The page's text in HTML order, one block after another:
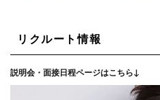
リクルート情報
説明会・面接日程ページはこちら↓